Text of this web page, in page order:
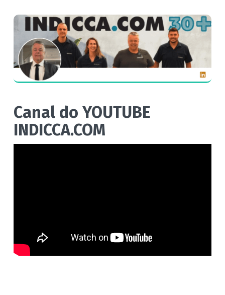
Canal do YOUTUBE
INDICCA.COM